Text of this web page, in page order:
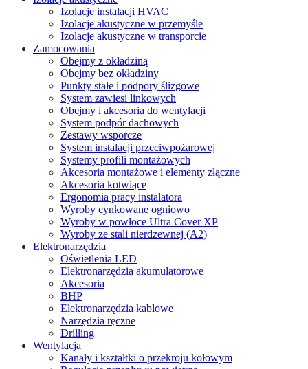
Izolacje instalacji HVAC
Izolacje akustyczne w przemyśle
Izolacje akustyczne w transporcie
Zamocowania
Obejmy z okładziną
Obejmy bez okładziny
Punkty stałe i podpory ślizgowe
System zawiesi linkowych
Obejmy i akcesoria do wentylacji
System podpór dachowych
Zestawy wsporcze
System instalacji przeciwpożarowej
Systemy profili montażowych
Akcesoria montażowe i elementy złączne
Akcesoria kotwiące
Ergonomia pracy instalatora
Wyroby cynkowane ogniowo
Wyroby w powłoce Ultra Cover XP
Wyroby ze stali nierdzewnej (A2)
Elektronarzędzia
Oświetlenia LED
Elektronarzędzia akumulatorowe
Akcesoria
BHP
Elektronarzędzia kablowe
Narzędzia ręczne
Drilling
Wentylacja
Kanały i kształtki o przekroju kołowym